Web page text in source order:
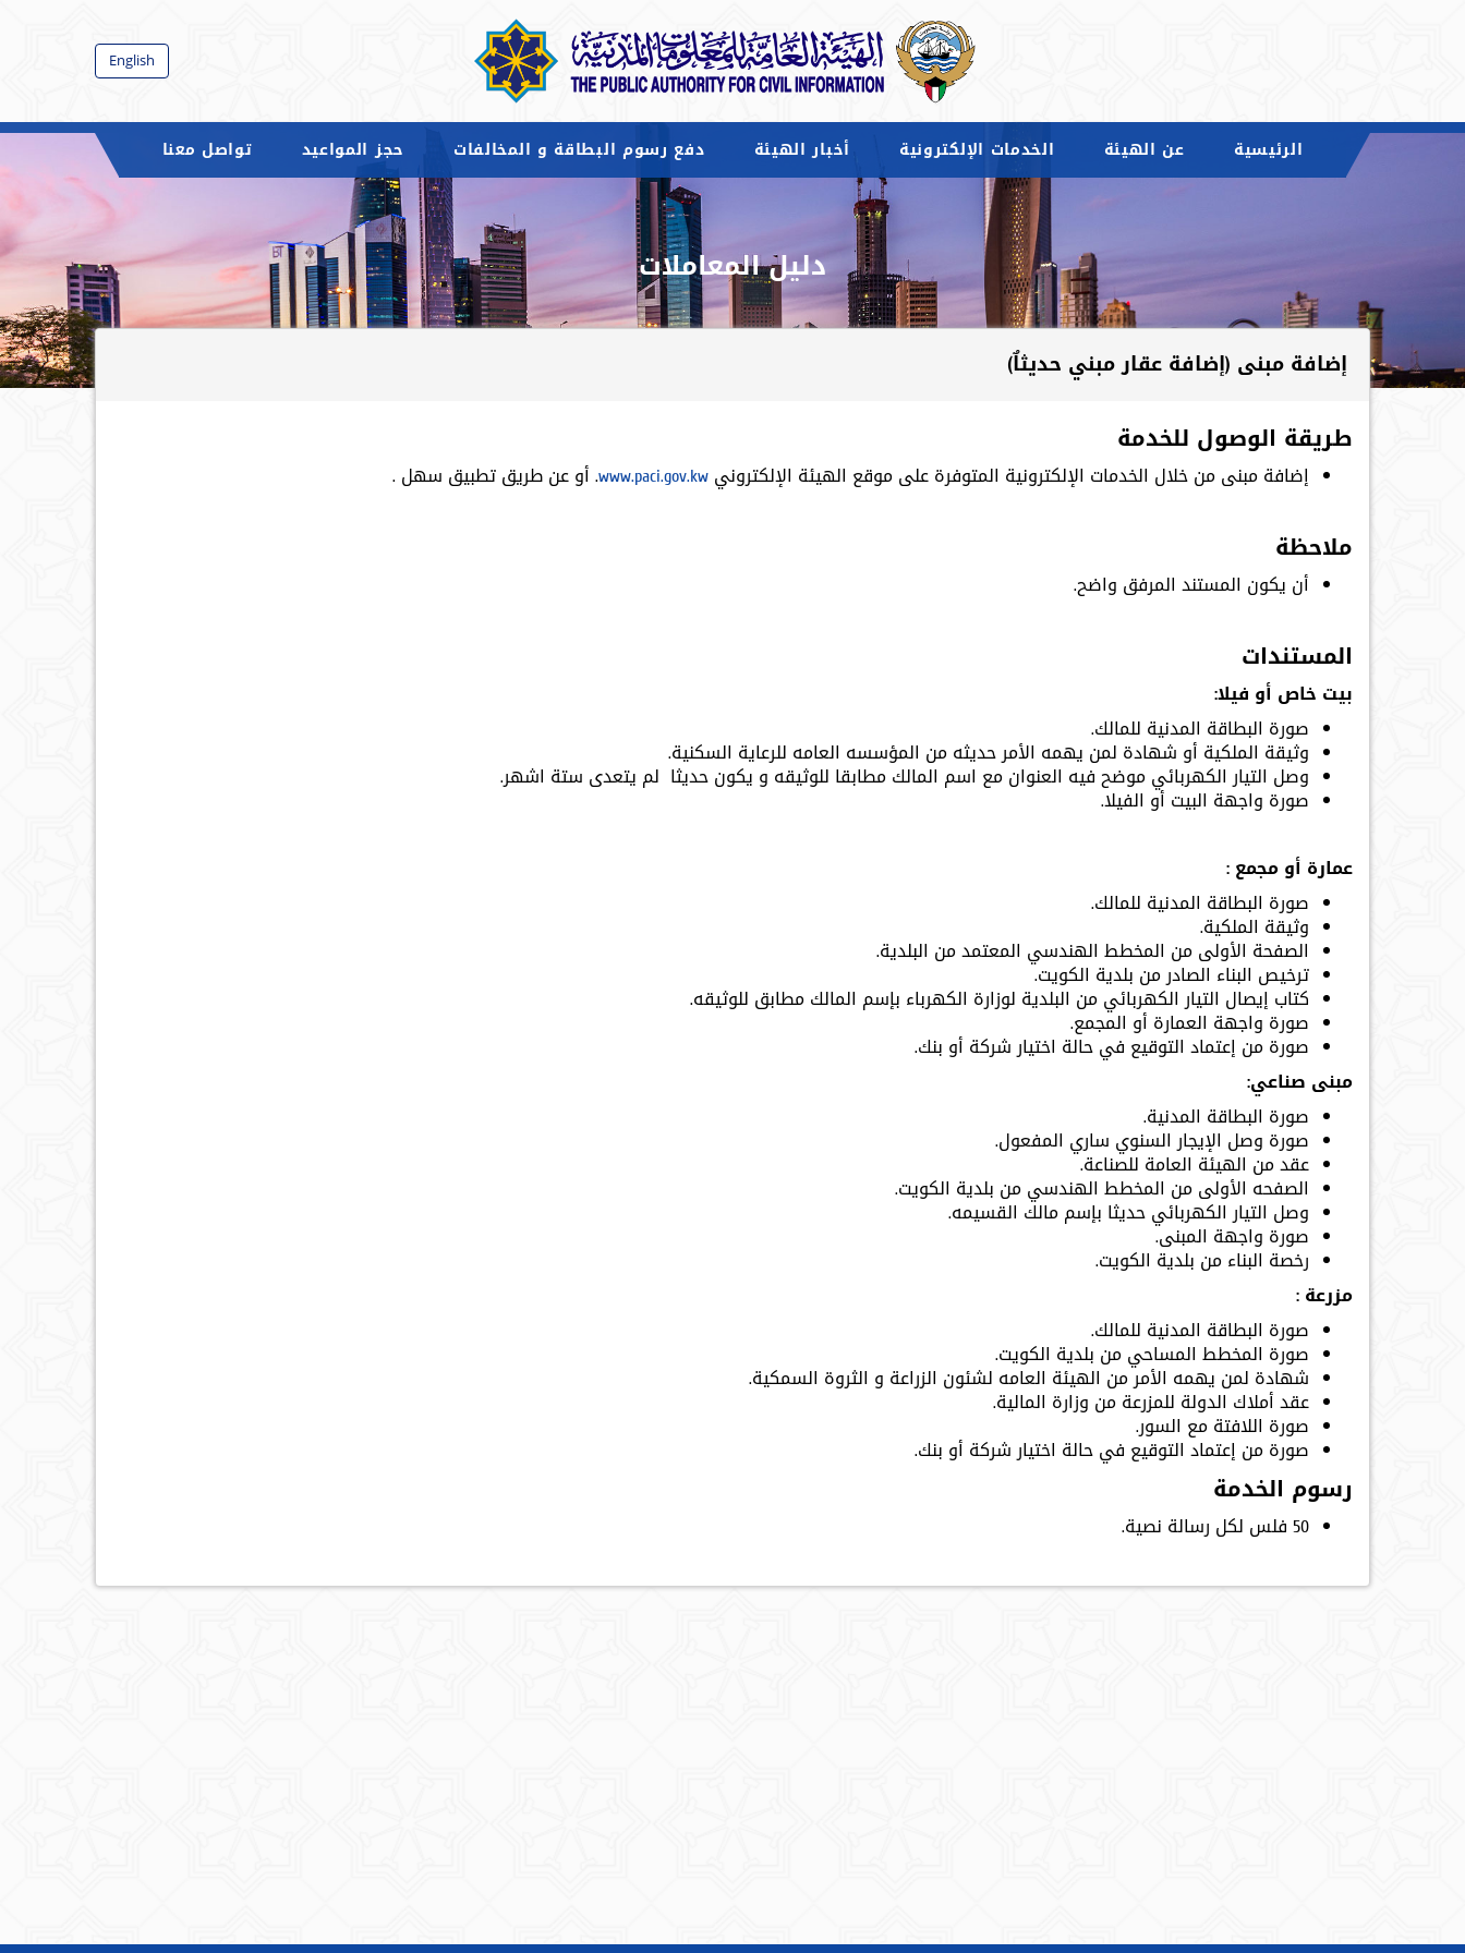
English
الرئيسية عن الهيئة الخدمات الإلكترونية أخبار الهيئة دفع رسوم البطاقة و المخالفات حجز المواعيد تواصل معنا
دليل المعاملات
إضافة مبنى (إضافة عقار مبني حديثاٌ)
طريقة الوصول للخدمة
إضافة مبنى من خلال الخدمات الإلكترونية المتوفرة على موقع الهيئة الإلكترونيwww.paci.gov.kw. أو عن طريق تطبيق سهل .
ملاحظة
أن يكون المستند المرفق واضح.
المستندات
بيت خاص أو فيلا:
صورة البطاقة المدنية للمالك.
وثيقة الملكية أو شهادة لمن يهمه الأمر حديثه من المؤسسه العامه للرعاية السكنية.
وصل التيار الكهربائي موضح فيه العنوان مع اسم المالك مطابقا للوثيقه و يكون حديثا لم يتعدى ستة اشهر.
صورة واجهة البيت أو الفيلا.
عمارة أو مجمع :
صورة البطاقة المدنية للمالك.
وثيقة الملكية.
الصفحة الأولى من المخطط الهندسي المعتمد من البلدية.
ترخيص البناء الصادر من بلدية الكويت.
كتاب إيصال التيار الكهربائي من البلدية لوزارة الكهرباء بإسم المالك مطابق للوثيقه.
صورة واجهة العمارة أو المجمع.
صورة من إعتماد التوقيع في حالة اختيار شركة أو بنك.
مبنى صناعي:
صورة البطاقة المدنية.
صورة وصل الإيجار السنوي ساري المفعول.
عقد من الهيئة العامة للصناعة.
الصفحه الأولى من المخطط الهندسي من بلدية الكويت.
وصل التيار الكهربائي حديثا بإسم مالك القسيمه.
صورة واجهة المبنى.
رخصة البناء من بلدية الكويت.
مزرعة :
صورة البطاقة المدنية للمالك.
صورة المخطط المساحي من بلدية الكويت.
شهادة لمن يهمه الأمر من الهيئة العامه لشئون الزراعة و الثروة السمكية.
عقد أملاك الدولة للمزرعة من وزارة المالية.
صورة اللافتة مع السور.
صورة من إعتماد التوقيع في حالة اختيار شركة أو بنك.
رسوم الخدمة
50 فلس لكل رسالة نصية.